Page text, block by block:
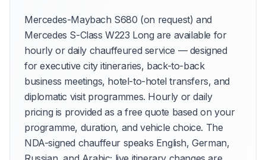
Mercedes-Maybach S680 (on request) and
Mercedes S-Class W223 Long are available for
hourly or daily chauffeured service — designed
for executive city itineraries, back-to-back
business meetings, hotel-to-hotel transfers, and
diplomatic visit programmes. Hourly or daily
pricing is provided as a free quote based on your
programme, duration, and vehicle choice. The
NDA-signed chauffeur speaks English, German,